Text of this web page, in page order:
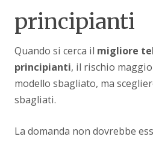
principianti
Quando si cerca il migliore
principianti, il rischio
modello sbagliato, ma
sbagliati.
La domanda non dovrebbe